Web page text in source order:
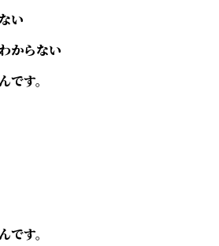
い
からない
です。
です。